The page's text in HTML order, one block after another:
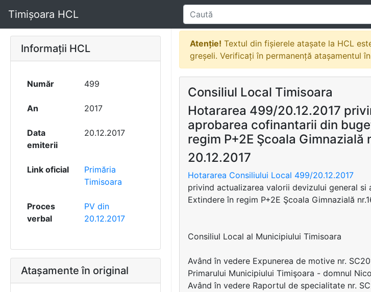
Timișoara HCL
Informații HCL
Număr 499
An 2017
Data
emiterii
20.12.2017
Link oficial
Primăria
Timisoara
Proces
verbal
PV din
20.12.2017
Atașamente în original
Atenție! Textul din fișierele atașate la HCL
greșeli. Verificați în permanență atașamentul
Consiliul Local Timisoara
Hotararea 499/20.12.2017
aprobarea cofinantarii din
regim P+2E Şcoala Gimnazială
20.12.2017
Hotararea Consiliului Local 499/20.12.2017
privind actualizarea valorii devizului general
Extindere în regim P+2E Şcoala Gimnazială
Consiliul Local al Municipiului Timisoara
Având în vedere Expunerea de motive nr.
Primarului Municipiului Timişoara - domnul
Având în vedere Raportul de specialitate nr.